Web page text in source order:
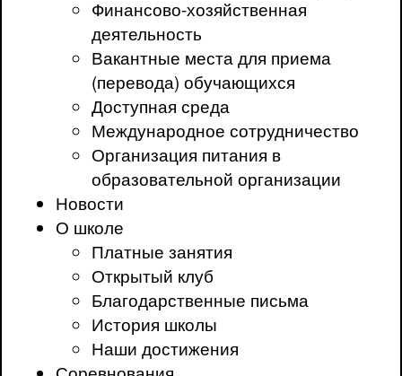
Финансово-хозяйственная
деятельность
Вакантные места для приема
(перевода) обучающихся
Доступная среда
Международное сотрудничество
Организация питания в
образовательной организации
Новости
О школе
Платные занятия
Открытый клуб
Благодарственные письма
История школы
Наши достижения